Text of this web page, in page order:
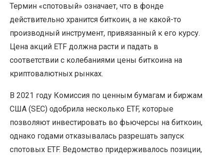
Термин «спотовый» означает, что в фонде
действительно хранится биткоин, а не какой-то
производный инструмент, привязанный к его курсу.
Цена акций ETF должна расти и падать в
соответствии с колебаниями цены биткоина на
криптовалютных рынках.
В 2021 году Комиссия по ценным бумагам и биржам
США (SEC) одобрила несколько ETF, которые
позволяют инвестировать во фьючерсы на биткоин,
однако годами отказывалась разрешать запуск
спотовых ETF. Ведомство придерживалось позиции,